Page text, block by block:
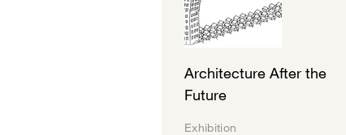
Architecture After the
Future
Exhibition